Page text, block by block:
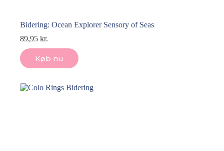
Bidering: Ocean Explorer Sensory of Seas
89,95 kr.
Køb nu